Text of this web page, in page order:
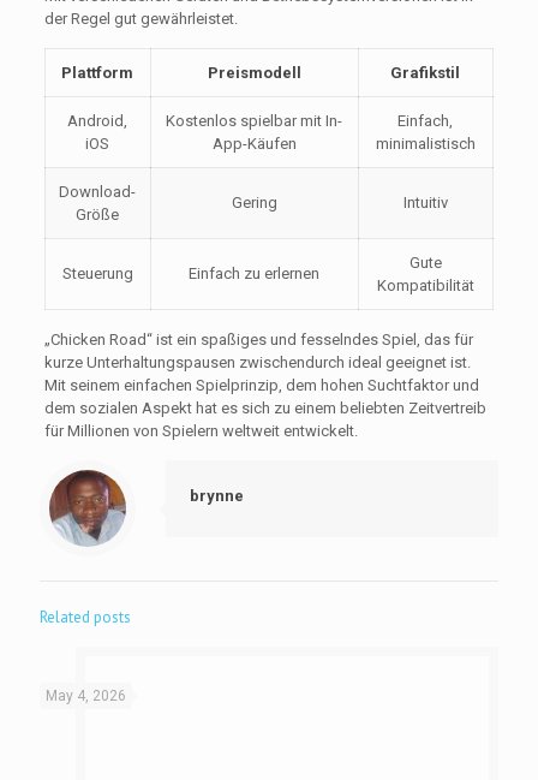
der Regel gut gewährleistet.
Plattform Preismodell Grafikstil
Android,
iOS
Kostenlos spielbar mit In-
App-Käufen
Einfach,
minimalistisch
Download-
Größe
Gering Intuitiv
Steuerung Einfach zu erlernen
Gute
Kompatibilität
„Chicken Road“ ist ein spaßiges und fesselndes Spiel, das für
kurze Unterhaltungspausen zwischendurch ideal geeignet ist.
Mit seinem einfachen Spielprinzip, dem hohen Suchtfaktor und
dem sozialen Aspekt hat es sich zu einem beliebten Zeitvertreib
für Millionen von Spielern weltweit entwickelt.
brynne
Related posts
May 4, 2026